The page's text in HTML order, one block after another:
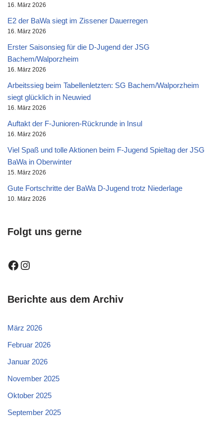
16. März 2026
E2 der BaWa siegt im Zissener Dauerregen
16. März 2026
Erster Saisonsieg für die D-Jugend der JSG
Bachem/Walporzheim
16. März 2026
Arbeitssieg beim Tabellenletzten: SG Bachem/Walporzheim
siegt glücklich in Neuwied
16. März 2026
Auftakt der F-Junioren-Rückrunde in Insul
16. März 2026
Viel Spaß und tolle Aktionen beim F-Jugend Spieltag der JSG
BaWa in Oberwinter
15. März 2026
Gute Fortschritte der BaWa D-Jugend trotz Niederlage
10. März 2026
Folgt uns gerne
Berichte aus dem Archiv
März 2026
Februar 2026
Januar 2026
November 2025
Oktober 2025
September 2025